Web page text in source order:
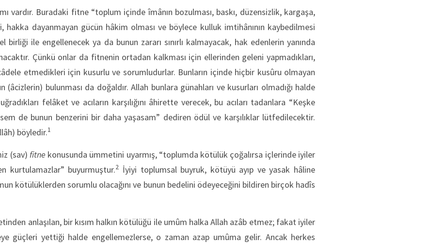
vardır. Buradaki fitne “toplum içinde îmânın bozulması, baskı, düzensizlik, kargaşa,
hakka dayanmayan gücün hâkim olması ve böylece kulluk imtihânının kaybedilmesi
birliği ile engellenecek ya da bunun zararı sınırlı kalmayacak, hak edenlerin yanında
Çünkü onlar da fitnenin ortadan kalkması için ellerinden geleni yapmadıkları,
etmedikleri için kusurlu ve sorumludurlar. Bunların içinde hiçbir kusûru olmayan
bulunması da doğaldır. Allah bunlara günahları ve kusurları olmadığı halde
felâket ve acıların karşılığını âhirette verecek, bu acıları tadanlara “Keşke
de bunun benzerini bir daha yaşasam” dediren ödül ve karşılıklar lütfedilecektir.
böyledir.1
(sav) fitne konusunda ümmetini uyarmış, “toplumda kötülük çoğalırsa içlerinde iyiler
kurtulamazlar” buyurmuştur.2 İyiyi toplumsal buyruk, kötüyü ayıp ve yasak hâline
kötülüklerden sorumlu olacağını ve bunun bedelini ödeyeceğini bildiren birçok hadîs
anlaşılan, bir kısım halkın kötülüğü ile umûm halka Allah azâb etmez; fakat iyiler
güçleri yettiği halde engellemezlerse, o zaman azap umûma gelir. Ancak herkes